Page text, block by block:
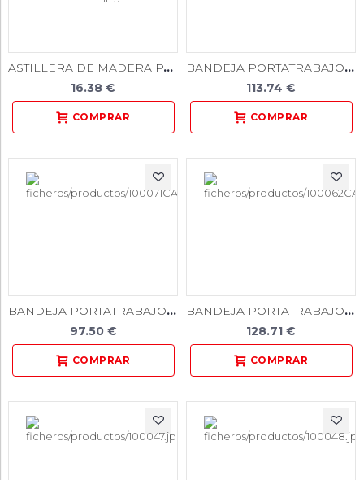
ASTILLERA DE MADERA PARA MESA TRABAJO LABORATORIO DENTAL
16.38 €
BANDEJA PORTATRABAJOS - (10 U.)
113.74 €
BANDEJA PORTATRABAJOS - ALTA - PARA SOBREMESA O CARRO - (10 U.)
97.50 €
BANDEJA PORTATRABAJOS GRANDE - (10 U.)
128.71 €